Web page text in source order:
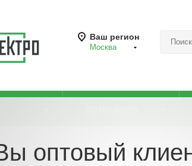
Ваш регион
Москва
приборы и средства защиты - Ручной
оптовый